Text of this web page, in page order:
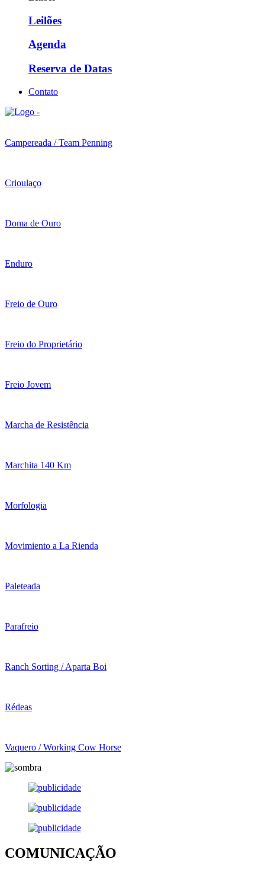
Leilões
Agenda
Reserva de Datas
Contato
Campereada / Team Penning
Crioulaço
Doma de Ouro
Enduro
Freio de Ouro
Freio do Proprietário
Freio Jovem
Marcha de Resistência
Marchita 140 Km
Morfologia
Movimiento a La Rienda
Paleteada
Parafreio
Ranch Sorting / Aparta Boi
Rédeas
Vaquero / Working Cow Horse
COMUNICAÇÃO